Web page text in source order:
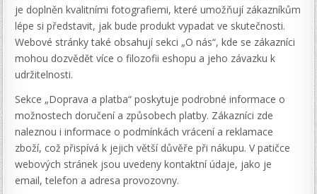
je doplněn kvalitními fotografiemi, které umožňují zákazníkům
lépe si představit, jak bude produkt vypadat ve skutečnosti.
Webové stránky také obsahují sekci „O nás“, kde se zákazníci
mohou dozvědět více o filozofii eshopu a jeho závazku k
udržitelnosti.
Sekce „Doprava a platba“ poskytuje podrobné informace o
možnostech doručení a způsobech platby. Zákazníci zde
naleznou i informace o podmínkách vrácení a reklamace
zboží, což přispívá k jejich větší důvěře při nákupu. V patičce
webových stránek jsou uvedeny kontaktní údaje, jako je
email, telefon a adresa provozovny.